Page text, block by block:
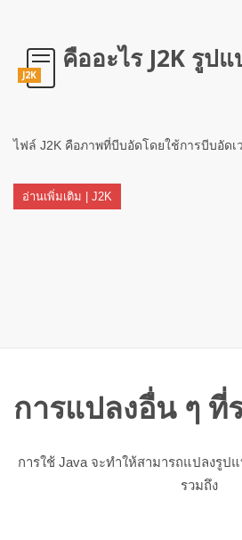
J2K
คืออะไร J2K รูป
ไฟล์ J2K คือภาพที่บีบอัดโดยใช้การบีบอัด
อ่านเพิ่มเติม | J2K
การแปลงอื่น ๆ ที่
การใช้ Java จะทำให้สามารถแปลงรูป
รวมถึง